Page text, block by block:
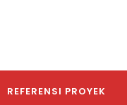
REFERENSI PROYEK